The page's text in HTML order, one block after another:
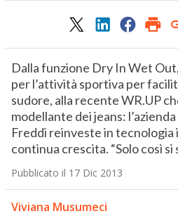
Dalla funzione Dry In Wet
per l’attività sportiva per
sudore, alla recente WR.UP
modellante dei jeans:
Freddi reinveste in tecnologia
continua crescita. “Solo così si
Pubblicato il 17 Dic 2013
Viviana Musumeci